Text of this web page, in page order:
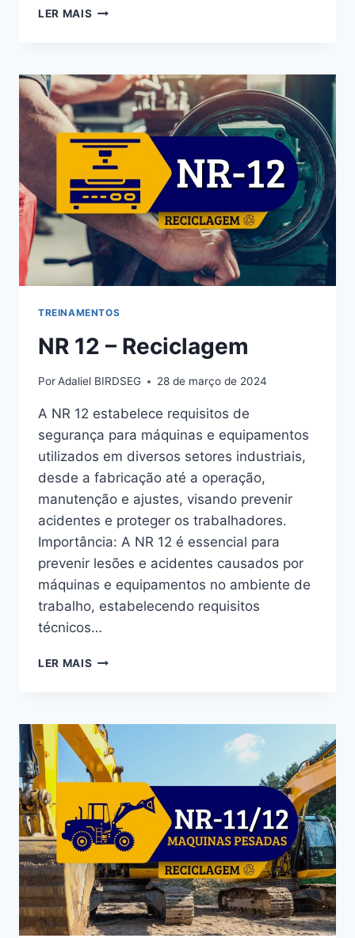
LER MAIS
TREINAMENTOS
NR 12 – Reciclagem
PorAdaliel BIRDSEG 28 de março de 2024
A NR 12 estabelece requisitos de
segurança para máquinas e equipamentos
utilizados em diversos setores industriais,
desde a fabricação até a operação,
manutenção e ajustes, visando prevenir
acidentes e proteger os trabalhadores.
Importância: A NR 12 é essencial para
prevenir lesões e acidentes causados por
máquinas e equipamentos no ambiente de
trabalho, estabelecendo requisitos
técnicos…
LER MAIS